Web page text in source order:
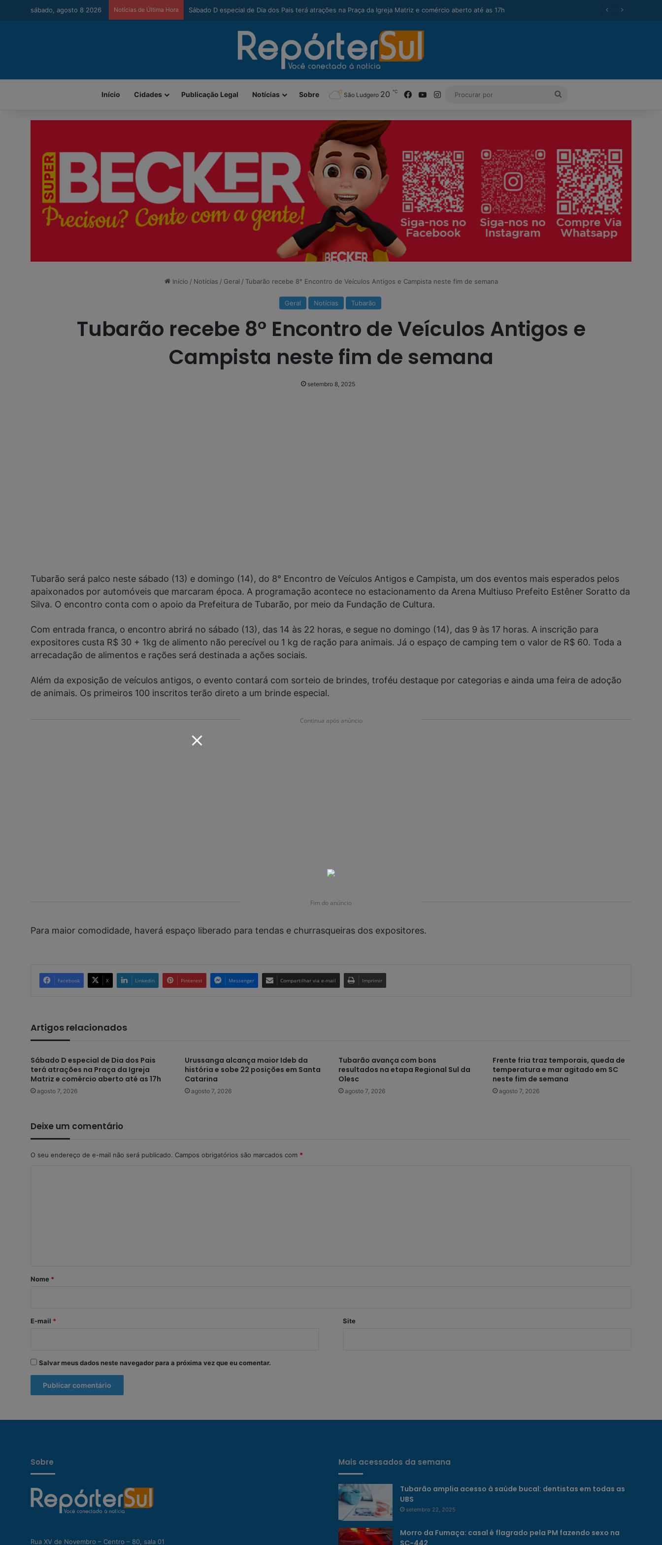
sábado, agosto 8 2026 Notícias de Última Hora Urussanga alcança maior Ideb da história e sobe 22 posições em Santa Catarina
Início Cidades Publicação Legal Notícias Sobre São Ludgero 20 ℃ Facebook
YouTube
Instagram
Procurar
Início / Notícias / Geral / Tubarão recebe 8° Encontro de Veículos Antigos e Campista neste fim de semana
Geral Notícias Tubarão
Tubarão recebe 8° Encontro de Veículos Antigos e
Campista neste fim de semana
setembro 8, 2025
Tubarão será palco neste sábado (13) e domingo (14), do 8° Encontro de Veículos Antigos e Campista, um dos eventos mais esperados pelos
apaixonados por automóveis que marcaram época. A programação acontece no estacionamento da Arena Multiuso Prefeito Estêner Soratto da
Silva. O encontro conta com o apoio da Prefeitura de Tubarão, por meio da Fundação de Cultura.
Com entrada franca, o encontro abrirá no sábado (13), das 14 às 22 horas, e segue no domingo (14), das 9 às 17 horas. A inscrição para
expositores custa R$ 30 + 1kg de alimento não perecível ou 1 kg de ração para animais. Já o espaço de camping tem o valor de R$ 60. Toda a
arrecadação de alimentos e rações será destinada a ações sociais.
Além da exposição de veículos antigos, o evento contará com sorteio de brindes, troféu destaque por categorias e ainda uma feira de adoção
de animais. Os primeiros 100 inscritos terão direto a um brinde especial.
Continua após anúncio
Fim do anúncio
Para maior comodidade, haverá espaço liberado para tendas e churrasqueiras dos expositores.
Facebook X Linkedin Pinterest Messenger Compartilhar via e-mail Imprimir
Artigos relacionados
Sábado D especial de Dia dos Pais
terá atrações na Praça da Igreja
Matriz e comércio aberto até as 17h
agosto 7, 2026
Urussanga alcança maior Ideb da
história e sobe 22 posições em Santa
Catarina
agosto 7, 2026
Tubarão avança com bons
resultados na etapa Regional Sul da
Olesc
agosto 7, 2026
Frente fria traz temporais, queda de
temperatura e mar agitado em SC
neste fim de semana
agosto 7, 2026
Deixe um comentário
O seu endereço de e-mail não será publicado. Campos obrigatórios são marcados com *
r
*
Nome *
E-mail * Site
Salvar meus dados neste navegador para a próxima vez que eu comentar.
Sobre
Rua XV de Novembro – Centro – 80, sala 01
Mais acessados da semana
Tubarão amplia acesso à saúde bucal: dentistas em todas as
UBS
setembro 22, 2025
Morro da Fumaça: casal é flagrado pela PM fazendo sexo na